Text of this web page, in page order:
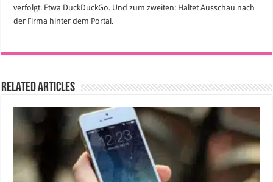
verfolgt. Etwa DuckDuckGo. Und zum zweiten: Haltet Ausschau nach
der Firma hinter dem Portal.
Related Articles